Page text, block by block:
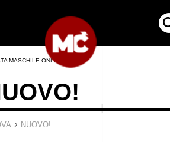
MASCHILE ONLINE
› NUOVO!